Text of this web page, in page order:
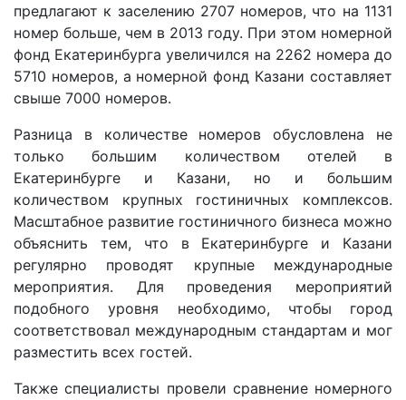
предлагают к заселению 2707 номеров, что на 1131
номер больше, чем в 2013 году. При этом номерной
фонд Екатеринбурга увеличился на 2262 номера до
5710 номеров, а номерной фонд Казани составляет
свыше 7000 номеров.
Разница в количестве номеров обусловлена не
только большим количеством отелей в
Екатеринбурге и Казани, но и большим
количеством крупных гостиничных комплексов.
Масштабное развитие гостиничного бизнеса можно
объяснить тем, что в Екатеринбурге и Казани
регулярно проводят крупные международные
мероприятия. Для проведения мероприятий
подобного уровня необходимо, чтобы город
соответствовал международным стандартам и мог
разместить всех гостей.
Также специалисты провели сравнение номерного